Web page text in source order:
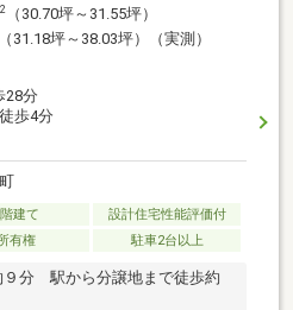
2
（30.70坪～31.55坪）
（31.18坪～38.03坪）（実測）
28分
歩4分
建て
設計住宅性能評価付
有権 駐車2台以上
９分 駅から分譲地まで徒歩約